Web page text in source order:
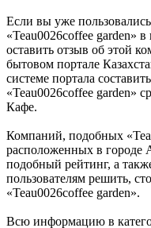
Если вы уже
«Teau0026coffee garden»
оставить отзыв об этой
бытовом портале
системе портала
«Teau0026coffee garden»
Кафе.
Компаний, подобных
расположенных в городе
подобный рейтинг, а
пользователям решить,
«Teau0026coffee garden».
Всю информацию в